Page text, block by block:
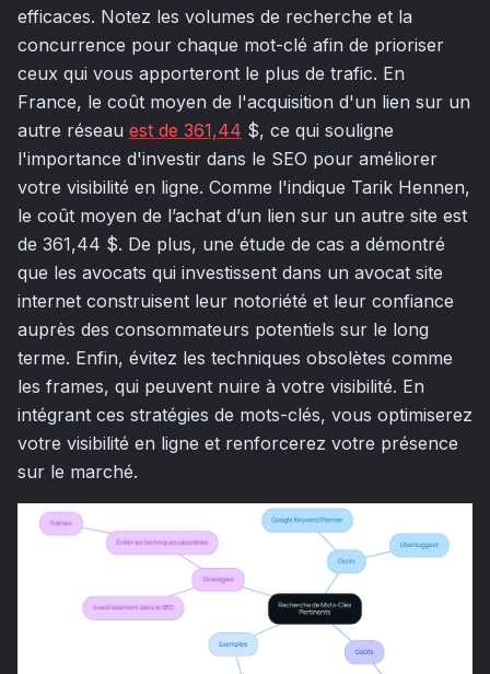
efficaces. Notez les volumes de recherche et la
concurrence pour chaque mot-clé afin de prioriser
ceux qui vous apporteront le plus de trafic. En
France, le coût moyen de l'acquisition d'un lien sur un
autre réseau est de 361,44 $, ce qui souligne
l'importance d'investir dans le SEO pour améliorer
votre visibilité en ligne. Comme l'indique Tarik Hennen,
le coût moyen de l’achat d’un lien sur un autre site est
de 361,44 $. De plus, une étude de cas a démontré
que les avocats qui investissent dans un avocat site
internet construisent leur notoriété et leur confiance
auprès des consommateurs potentiels sur le long
terme. Enfin, évitez les techniques obsolètes comme
les frames, qui peuvent nuire à votre visibilité. En
intégrant ces stratégies de mots-clés, vous optimiserez
votre visibilité en ligne et renforcerez votre présence
sur le marché.